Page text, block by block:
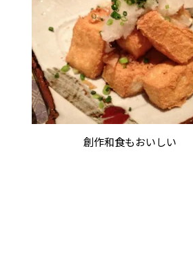
創作和食もおいしい